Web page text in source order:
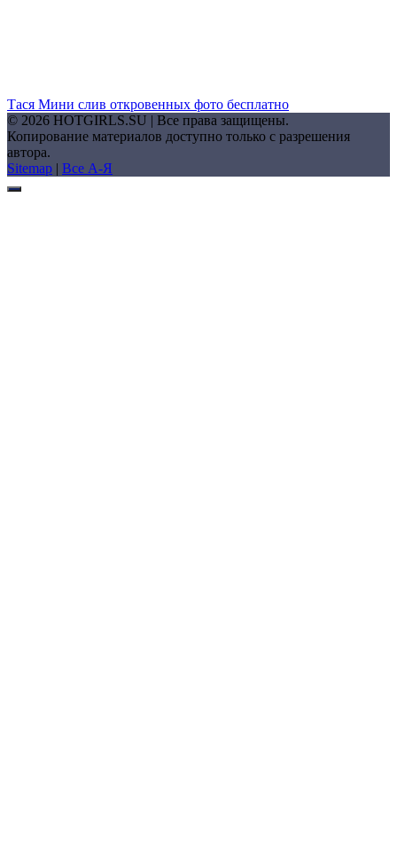
Тася Мини слив откровенных фото бесплатно
© 2026 HOTGIRLS.SU | Все права защищены.
Копирование материалов доступно только с разрешения
автора.
Sitemap | Все А-Я